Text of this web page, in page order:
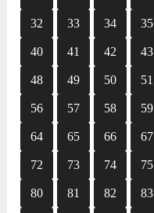
32 33 34 35
40 41 42 43
48 49 50 51
56 57 58 59
64 65 66 67
72 73 74 75
80 81 82 83